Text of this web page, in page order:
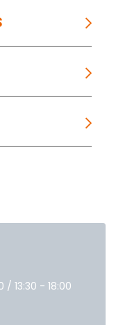
/ 13:30 - 18:00